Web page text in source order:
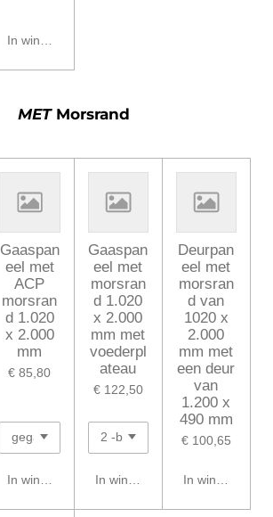
In winkelwagen
METMorsrand
Gaaspan
eel met
ACP
morsran
d 1.020
x 2.000
mm
€ 85,80
In winkelwagen
Gaaspan
eel met
morsran
d 1.020
x 2.000
mm met
voederpl
ateau
€ 122,50
In winkelwagen
Deurpan
eel met
morsran
d van
1020 x
2.000
mm met
een deur
van
1.200 x
490 mm
€ 100,65
In winkelwagen